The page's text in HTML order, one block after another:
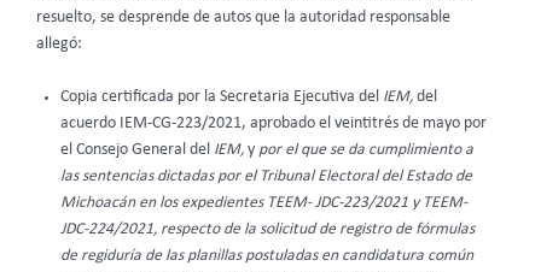
resuelto, se desprende de autos que la autoridad responsable
allegó:
Copia certificada por la Secretaria Ejecutiva del IEM, del
acuerdo IEM-CG-223/2021, aprobado el veintitrés de mayo por
el Consejo General del IEM, y por el que se da cumplimiento a
las sentencias dictadas por el Tribunal Electoral del Estado de
Michoacán en los expedientes TEEM- JDC-223/2021 y TEEM-
JDC-224/2021, respecto de la solicitud de registro de fórmulas
de regiduría de las planillas postuladas en candidatura común